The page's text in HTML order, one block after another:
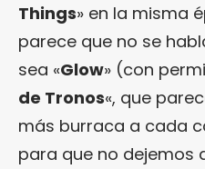
Things» en la misma
parece que no se
sea «Glow» (con
de Tronos«, que
más burraca a cada
para que no dejemos